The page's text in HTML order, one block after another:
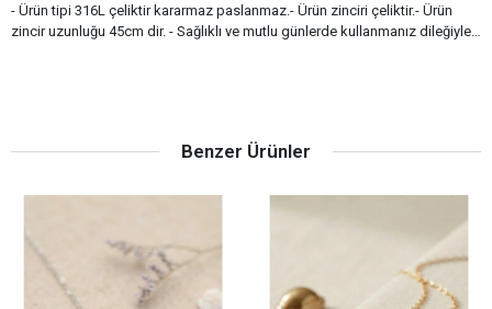
- Ürün tipi 316L çeliktir kararmaz paslanmaz.- Ürün zinciri çeliktir.- Ürün
zincir uzunluğu 45cm dir. - Sağlıklı ve mutlu günlerde kullanmanız dileğiyle…
Benzer Ürünler